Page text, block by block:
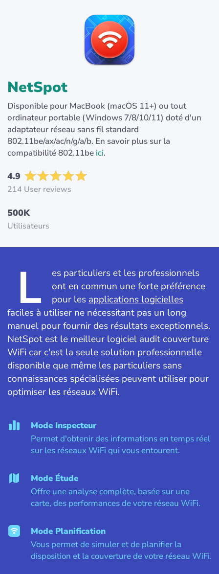
NetSpot
Disponible pour MacBook (macOS 11+) ou tout
ordinateur portable (Windows 7/8/10/11) doté d'un
adaptateur réseau sans fil standard
802.11be/ax/ac/n/g/a/b. En savoir plus sur la
compatibilité 802.11be ici.
4.9
214 User reviews
500K
Utilisateurs
L
es particuliers et les professionnels
ont en commun une forte préférence
pour les applications logicielles
faciles à utiliser ne nécessitant pas un long
manuel pour fournir des résultats exceptionnels.
NetSpot est le meilleur logiciel audit couverture
WiFi car c'est la seule solution professionnelle
disponible que même les particuliers sans
connaissances spécialisées peuvent utiliser pour
optimiser les réseaux WiFi.
Mode Inspecteur
Permet d'obtenir des informations en temps réel
sur les réseaux WiFi qui vous entourent.
Mode Étude
Offre une analyse complète, basée sur une
carte, des performances de votre réseau WiFi.
Mode Planification
Vous permet de simuler et de planifier la
disposition et la couverture de votre réseau WiFi.